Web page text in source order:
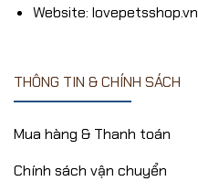
Website: lovepetsshop.vn
THÔNG TIN & CHÍNH SÁCH
Mua hàng & Thanh toán
Chính sách vận chuyển